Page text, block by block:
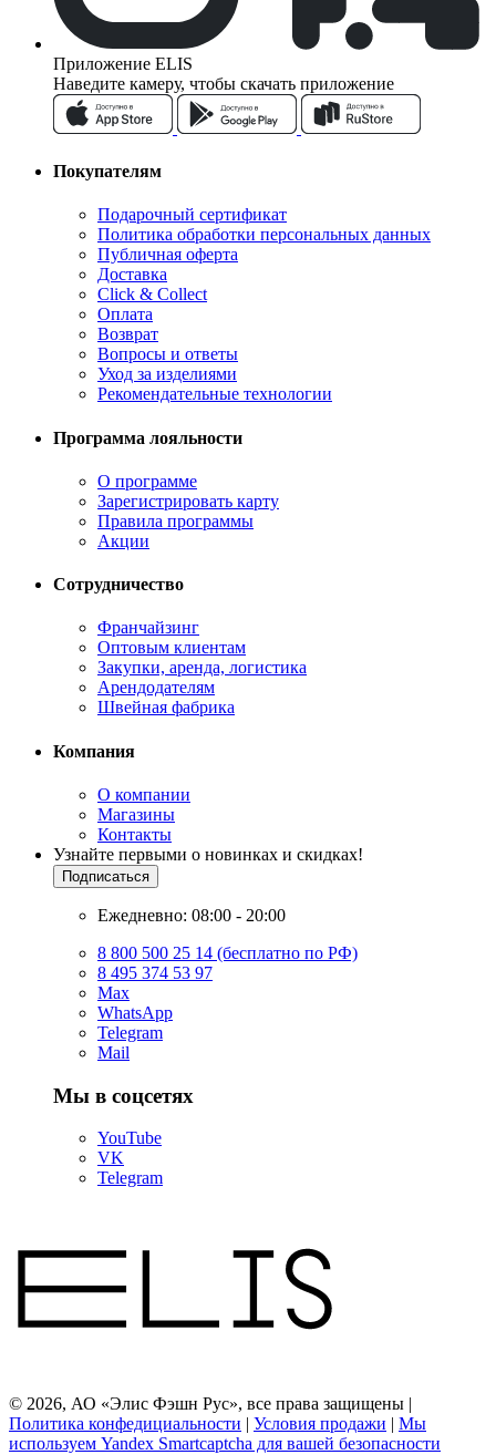
Приложение ELIS
Наведите камеру, чтобы скачать приложение
Покупателям
Подарочный сертификат
Политика обработки персональных данных
Публичная оферта
Доставка
Click & Collect
Оплата
Возврат
Вопросы и ответы
Уход за изделиями
Рекомендательные технологии
Программа лояльности
О программе
Зарегистрировать карту
Правила программы
Акции
Сотрудничество
Франчайзинг
Оптовым клиентам
Закупки, аренда, логистика
Арендодателям
Швейная фабрика
Компания
О компании
Магазины
Контакты
Узнайте первыми о новинках и скидках!
Подписаться
Ежедневно: 08:00 - 20:00
8 800 500 25 14 (бесплатно по РФ)
8 495 374 53 97
Max
WhatsApp
Telegram
Mail
Мы в соцсетях
YouTube
VK
Telegram
© 2026, АО «Элис Фэшн Рус», все права защищены |
Политика конфедициальности | Условия продажи | Мы
используем Yandex Smartcaptcha для вашей безопасности